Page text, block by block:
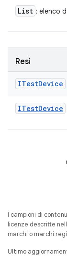
List : elenco
Resi
ITestDevice
ITestDevice
I campioni di
licenze descritte
marchi o marchi
Ultimo